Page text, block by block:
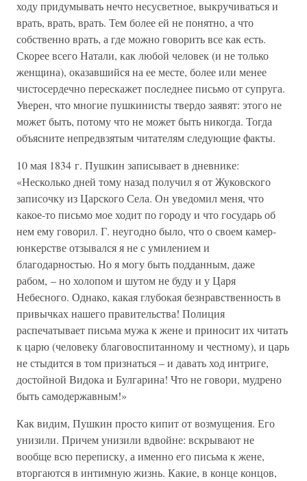
ходу придумывать нечто несусветное, выкручиваться и
врать, врать, врать. Тем более ей не понятно, а что
собственно врать, а где можно говорить все как есть.
Скорее всего Натали, как любой человек (и не только
женщина), оказавшийся на ее месте, более или менее
чистосердечно перескажет последнее письмо от супруга.
Уверен, что многие пушкинисты твердо заявят: этого не
может быть, потому что не может быть никогда. Тогда
объясните непредвзятым читателям следующие факты.
10 мая 1834 г. Пушкин записывает в дневнике:
«Несколько дней тому назад получил я от Жуковского
записочку из Царского Села. Он уведомил меня, что
какое-то письмо мое ходит по городу и что государь об
нем ему говорил. Г. неугодно было, что о своем камер-
юнкерстве отзывался я не с умилением и
благодарностью. Но я могу быть подданным, даже
рабом, – но холопом и шутом не буду и у Царя
Небесного. Однако, какая глубокая безнравственность в
привычках нашего правительства! Полиция
распечатывает письма мужа к жене и приносит их читать
к царю (человеку благовоспитанному и честному), и царь
не стыдится в том признаться – и давать ход интриге,
достойной Видока и Булгарина! Что не говори, мудрено
быть самодержавным!»
Как видим, Пушкин просто кипит от возмущения. Его
унизили. Причем унизили вдвойне: вскрывают не
вообще всю переписку, а именно его письма к жене,
вторгаются в интимную жизнь. Какие, в конце концов,